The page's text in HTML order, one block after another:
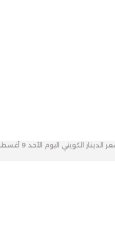
د. أوليغ أباكوموف.. 12 عامًا من الطب لصناعة وعي صحي يتجاوز حدود العلاج